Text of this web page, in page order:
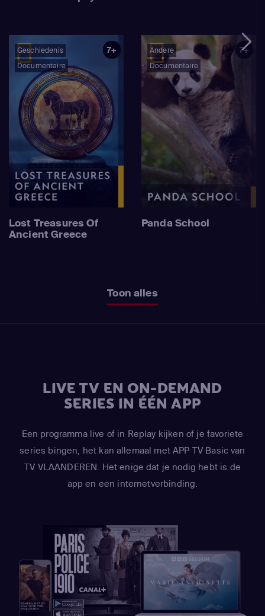
Geschiedenis
Documentaire
7+
Lost Treasures Of
Ancient Greece
Andere
Documentaire
7+
Panda School
Toon alles
LIVE TV EN ON-DEMAND
SERIES IN ÉÉN APP
Een programma live of in Replay kijken of je favoriete
series bingen, het kan allemaal met APP TV Basic van
TV VLAANDEREN. Het enige dat je nodig hebt is de
app en een internetverbinding.